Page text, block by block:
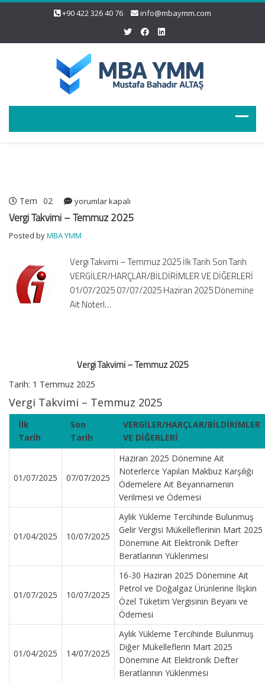
+90 422 326 40 76 info@mbaymm.com
Tem 02
Vergi
Takvimi
Temmuz
için
yorumlar kapalı
Vergi Takvimi – Temmuz 2025
Posted byMBA YMM
Vergi Takvimi – Temmuz 2025 İlk Tarih Son Tarih
VERGİLER/HARÇLAR/BİLDİRİMLER VE DİĞERLERİ
01/07/2025 07/07/2025 Haziran 2025 Dönemine
Ait Noterl…
Vergi Takvimi – Temmuz 2025
Tarih: 1 Temmuz 2025
Vergi Takvimi – Temmuz 2025
İlk
Tarih
Son
Tarih
VERGİLER/HARÇLAR/BİLDİRİMLER
VE DİĞERLERİ
01/07/2025 07/07/2025
Haziran 2025 Dönemine Ait
Noterlerce Yapılan Makbuz Karşılığı
Ödemelere Ait Beyannamenin
Verilmesi ve Ödemesi
01/04/2025 10/07/2025
Aylık Yükleme Tercihinde Bulunmuş
Gelir Vergisi Mükelleflerinin Mart 2025
Dönemine Ait Elektronik Defter
Beratlarının Yüklenmesi
01/07/2025 10/07/2025
16-30 Haziran 2025 Dönemine Ait
Petrol ve Doğalgaz Ürünlerine İlişkin
Özel Tüketim Vergisinin Beyanı ve
Ödemesi
01/04/2025 14/07/2025
Aylık Yükleme Tercihinde Bulunmuş
Diğer Mükelleflerin Mart 2025
Dönemine Ait Elektronik Defter
Beratlarının Yüklenmesi